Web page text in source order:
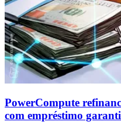
PowerCompute
com empréstimo